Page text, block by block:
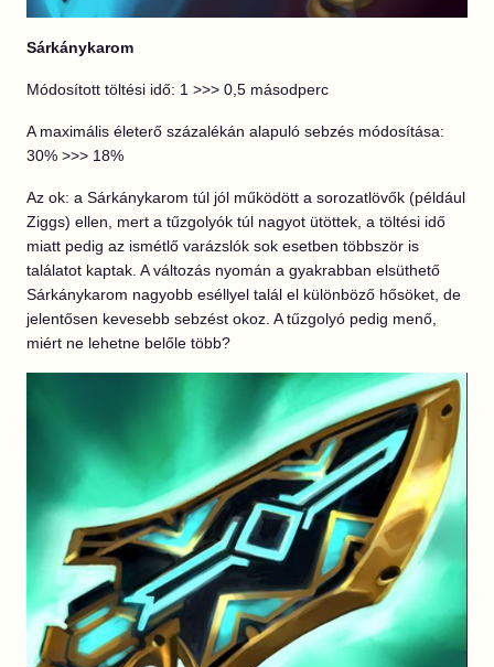
Sárkánykarom
Módosított töltési idő: 1 >>> 0,5 másodperc
A maximális életerő százalékán alapuló sebzés módosítása:
30% >>> 18%
Az ok: a Sárkánykarom túl jól működött a sorozatlövők (például
Ziggs) ellen, mert a tűzgolyók túl nagyot ütöttek, a töltési idő
miatt pedig az ismétlő varázslók sok esetben többször is
találatot kaptak. A változás nyomán a gyakrabban elsüthető
Sárkánykarom nagyobb eséllyel talál el különböző hősöket, de
jelentősen kevesebb sebzést okoz. A tűzgolyó pedig menő,
miért ne lehetne belőle több?